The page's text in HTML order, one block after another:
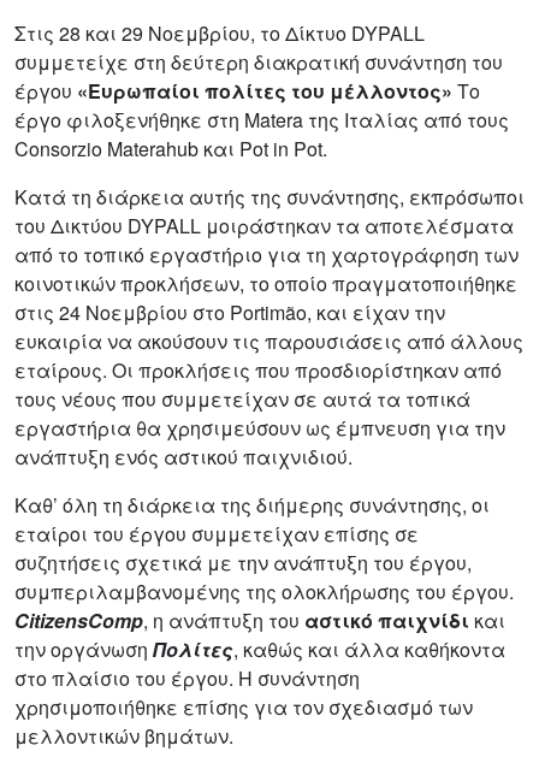
Στις 28 και 29 Νοεμβρίου, το Δίκτυο DYPALL
συμμετείχε στη δεύτερη διακρατική συνάντηση του
έργου «Ευρωπαίοι πολίτες του μέλλοντος» Το
έργο φιλοξενήθηκε στη Matera της Ιταλίας από τους
Consorzio Materahub και Pot in Pot.
Κατά τη διάρκεια αυτής της συνάντησης, εκπρόσωποι
του Δικτύου DYPALL μοιράστηκαν τα αποτελέσματα
από το τοπικό εργαστήριο για τη χαρτογράφηση των
κοινοτικών προκλήσεων, το οποίο πραγματοποιήθηκε
στις 24 Νοεμβρίου στο Portimão, και είχαν την
ευκαιρία να ακούσουν τις παρουσιάσεις από άλλους
εταίρους. Οι προκλήσεις που προσδιορίστηκαν από
τους νέους που συμμετείχαν σε αυτά τα τοπικά
εργαστήρια θα χρησιμεύσουν ως έμπνευση για την
ανάπτυξη ενός αστικού παιχνιδιού.
Καθ’ όλη τη διάρκεια της διήμερης συνάντησης, οι
εταίροι του έργου συμμετείχαν επίσης σε
συζητήσεις σχετικά με την ανάπτυξη του έργου,
συμπεριλαμβανομένης της ολοκλήρωσης του έργου.
CitizensComp, η ανάπτυξη του αστικό παιχνίδι και
την οργάνωση Πολίτες, καθώς και άλλα καθήκοντα
στο πλαίσιο του έργου. Η συνάντηση
χρησιμοποιήθηκε επίσης για τον σχεδιασμό των
μελλοντικών βημάτων.